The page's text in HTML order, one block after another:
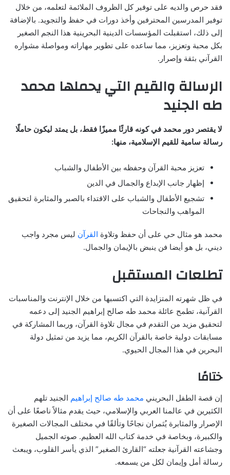
فقد حرص والديه على توفير كل الظروف الملائمة لتعلمه، من خلال
توفير المدرسين المحترفين وأخذ دورات في حفظ والتجويد. بالإضافة
إلى ذلك، استقبلت المؤسسات الدينية البحرينية هذا النجم الصغير
بكل محبة وتعزيز، مما ساعده على تطوير مهاراته ومواصلة مشواره
القرآني بثقة وإصرار.
الرسالة والقيم التي يحملها محمد
طه الجنيد
لا يقتصر دور محمد في كونه قارئًا مميزًا فقط، بل يمتد ليكون حاملًا
رسالة سامية للقيم الإسلامية، منها:
تعزيز محبة القرآن وحفظه بين الأطفال والشباب
إظهار جانب الإبداع والجمال في الدين
تشجيع الأطفال والشباب على الاقتداء بالصبر والمثابرة لتحقيق
المواهب والنجاحات
محمد هو مثال حي على أن حفظ وتلاوة القرآن ليس مجرد واجب
ديني، بل هو أيضا فن ينبض بالإيمان والجمال.
تطلعات المستقبل
في ظل شهرته المتزايدة التي اكتسبها من خلال الإنترنت والمناسبات
القرآنية، تطمح عائلة محمد طه صالح إبراهيم الجنيد إلى دعمه
لتحقيق مزيد من التقدم في مجال تلاوة القرآن، وربما المشاركة في
مسابقات دولية خاصة بالقرآن الكريم، مما يزيد من تمثيل دولة
البحرين في هذا المجال الحيوي.
ختامًا
إن قصة الطفل البحريني محمد طه صالح إبراهيم الجنيد تلهم
الكثيرين في عالمنا العربي والإسلامي، حيث يقدم مثالاً ناصعًا على أن
الإصرار والمثابرة يُثمران نجاحًا وتألقًا في مختلف المجالات الصغيرة
والكبيرة، وبخاصة في خدمة كتاب الله العظيم. صوته الجميل
وجشاعته القرآنية جعلته “القارئ الصغير” الذي يأسر القلوب، ويبعث
رسالة أمل وإيمان لكل من يسمعه.